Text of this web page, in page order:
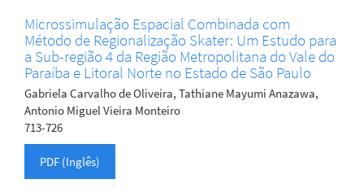
Microssimulação Espacial Combinada com
Método de Regionalização Skater: Um Estudo para
a Sub-região 4 da Região Metropolitana do Vale do
Paraíba e Litoral Norte no Estado de São Paulo
Gabriela Carvalho de Oliveira, Tathiane Mayumi Anazawa,
Antonio Miguel Vieira Monteiro
713-726
PDF (Inglês)